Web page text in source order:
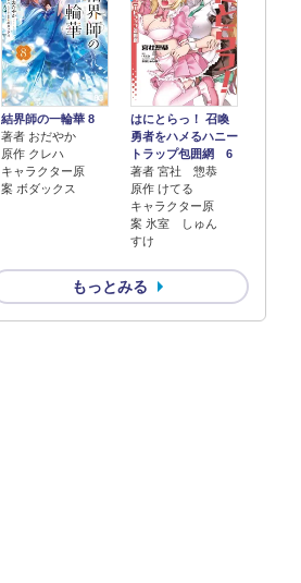
結界師の一輪華 8
著者 おだやか
原作 クレハ
キャラクター原
案 ボダックス
はにとらっ！ 召喚
勇者をハメるハニー
トラップ包囲網 6
著者 宮社 惣恭
原作 けてる
キャラクター原
案 氷室 しゅん
すけ
もっとみる